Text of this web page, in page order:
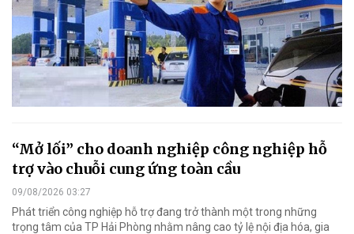
“Mở lối” cho doanh nghiệp công nghiệp hỗ
trợ vào chuỗi cung ứng toàn cầu
09/08/2026 03:27
Phát triển công nghiệp hỗ trợ đang trở thành một trong những
trọng tâm của TP Hải Phòng nhằm nâng cao tỷ lệ nội địa hóa, gia